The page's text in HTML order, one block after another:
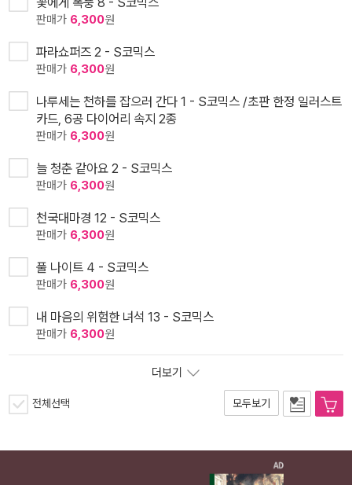
판매가 6,300원
파라쇼퍼즈 2 - S코믹스
판매가 6,300원
나루세는 천하를 잡으러 간다 1 - S코믹스 /초판 한정 일러스트
카드, 6공 다이어리 속지 2종
판매가 6,300원
늘 청춘 같아요 2 - S코믹스
판매가 6,300원
천국대마경 12 - S코믹스
판매가 6,300원
풀 나이트 4 - S코믹스
판매가 6,300원
내 마음의 위험한 녀석 13 - S코믹스
판매가 6,300원
더보기
전체선택 모두보기